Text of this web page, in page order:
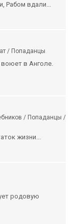
Рабом вдали...
/ Попаданцы
в Анголе.
/ Попаданцы /
жизни...
родовую